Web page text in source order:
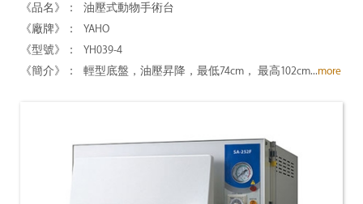
油壓式動物手術台
YAHO
YH039-4
輕型底盤，油壓昇降，最低74cm， 最高102cm...more